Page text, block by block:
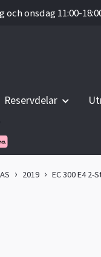
onsdag 11:00-
Reservdelar
2019 EC 300 E4 2-